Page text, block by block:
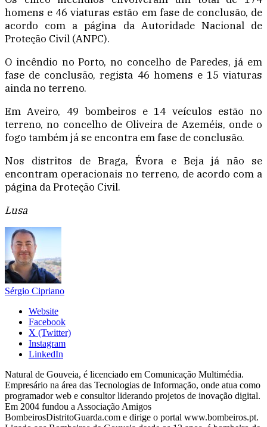
homens e 46 viaturas estão em fase de conclusão, de
acordo com a página da Autoridade Nacional de
Proteção Civil (ANPC).
O incêndio no Porto, no concelho de Paredes, já em
fase de conclusão, regista 46 homens e 15 viaturas
ainda no terreno.
Em Aveiro, 49 bombeiros e 14 veículos estão no
terreno, no concelho de Oliveira de Azeméis, onde o
fogo também já se encontra em fase de conclusão.
Nos distritos de Braga, Évora e Beja já não se
encontram operacionais no terreno, de acordo com a
página da Proteção Civil.
Lusa
Sérgio Cipriano
Website
Facebook
X (Twitter)
Instagram
LinkedIn
Natural de Gouveia, é licenciado em Comunicação Multimédia.
Empresário na área das Tecnologias de Informação, onde atua como
programador web e consultor liderando projetos de inovação digital.
Em 2004 fundou a Associação Amigos
BombeirosDistritoGuarda.com e dirige o portal www.bombeiros.pt.